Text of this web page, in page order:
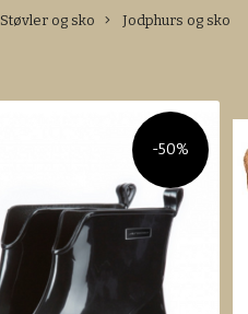
Støvler og sko Jodphurs og sko
-50%